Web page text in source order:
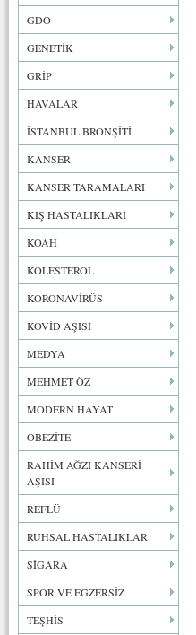
GDO
GENETİK
GRİP
HAVALAR
İSTANBUL BRONŞİTİ
KANSER
KANSER TARAMALARI
KIŞ HASTALIKLARI
KOAH
KOLESTEROL
KORONAVİRÜS
KOVİD AŞISI
MEDYA
MEHMET ÖZ
MODERN HAYAT
OBEZİTE
RAHİM AĞZI KANSERİ
AŞISI
REFLÜ
RUHSAL HASTALIKLAR
SİGARA
SPOR VE EGZERSİZ
TEŞHİS